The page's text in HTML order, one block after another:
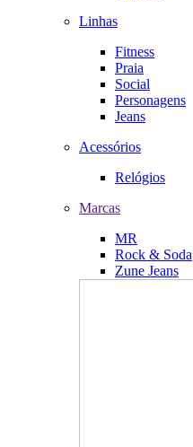
Linhas
Fitness
Praia
Social
Personagens
Jeans
Acessórios
Relógios
Marcas
MR
Rock & Soda
Zune Jeans